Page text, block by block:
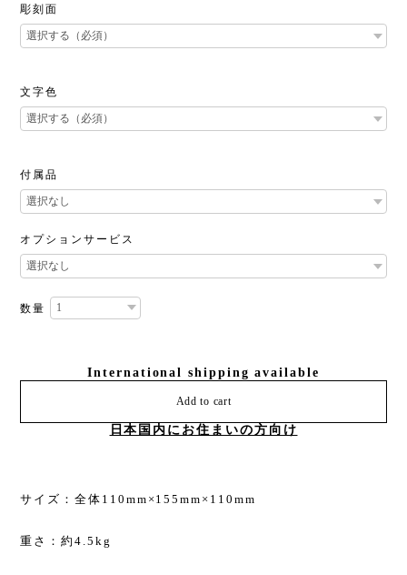
彫刻面
文字色
付属品
オプションサービス
数量
International shipping available
Add to cart
日本国内にお住まいの方向け
サイズ：全体110mm×155mm×110mm
重さ：約4.5kg